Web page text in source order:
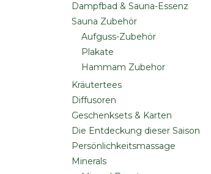
Dampfbad & Sauna-Essenz
Sauna Zubehör
Aufguss-Zubehör
Plakate
Hammam Zubehor
Kräutertees
Diffusoren
Geschenksets & Karten
Die Entdeckung dieser Saison
Persönlichkeitsmassage
Minerals